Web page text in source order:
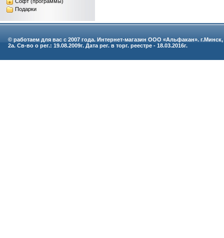
Подарки
© работаем для вас с 2007 года. Интернет-магазин ООО «Альфакан».
2а. Св-во о рег.: 19.08.2009г. Дата рег. в торг. реестре - 18.03.2016г.